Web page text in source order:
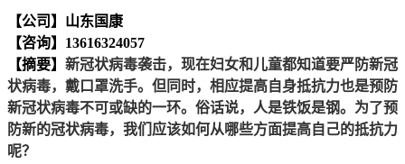
【公司】山东国康
【咨询】13616324057
【摘要】 新冠状病毒袭击，现在妇女和儿童都知道要严防新冠
状病毒，戴口罩洗手。但同时，相应提高自身抵抗力也是预防
新冠状病毒不可或缺的一环。俗话说，人是铁饭是钢。为了预
防新的冠状病毒，我们应该如何从哪些方面提高自己的抵抗力
呢？